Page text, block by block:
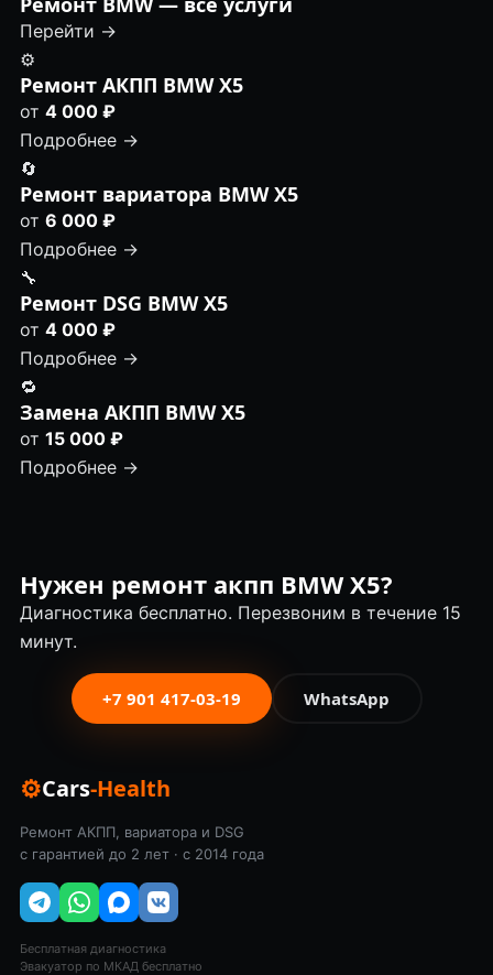
Перейти →
⚙️
Ремонт АКПП BMW X5
от 4 000 ₽
Подробнее →
🔄
Ремонт вариатора BMW X5
от 6 000 ₽
Подробнее →
🔧
Ремонт DSG BMW X5
от 4 000 ₽
Подробнее →
🔁
Замена АКПП BMW X5
от 15 000 ₽
Подробнее →
Нужен ремонт акпп BMW X5?
Диагностика бесплатно. Перезвоним в течение 15
минут.
+7 901 417-03-19 WhatsApp
⚙Cars-Health
Ремонт АКПП, вариатора и DSG
с гарантией до 2 лет · с 2014 года
Бесплатная диагностика
Эвакуатор по МКАД бесплатно